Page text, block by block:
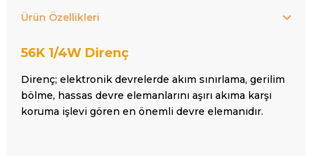
Ürün Özellikleri
56K 1/4W Direnç
Direnç; elektronik devrelerde akım sınırlama, gerilim
bölme, hassas devre elemanlarını aşırı akıma karşı
koruma işlevi gören en önemli devre elemanıdır.